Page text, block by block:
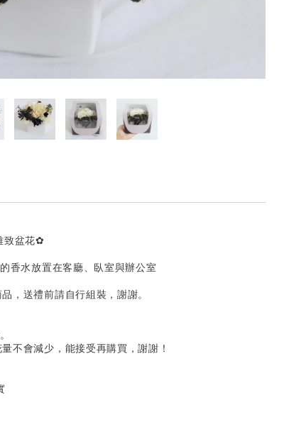
致盆花✿
香水放置在客廳、臥室與辦公室
，送禮前請自行組裝，謝謝。
不會減少，能接受再購買，謝謝！